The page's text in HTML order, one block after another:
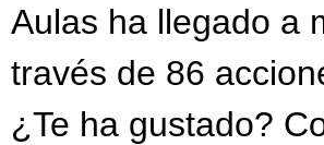
Aulas ha llegado a
través de 86
¿Te ha gustado?